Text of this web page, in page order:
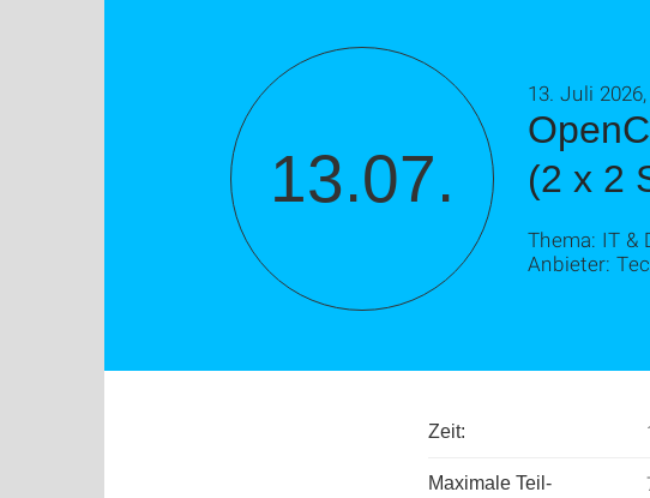
13.07.
(2 x 2
13. Juli
Thema: IT &
Anbieter:
Zeit:
Maximale Teil­